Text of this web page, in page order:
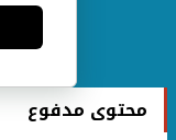
محتوى مدفوع